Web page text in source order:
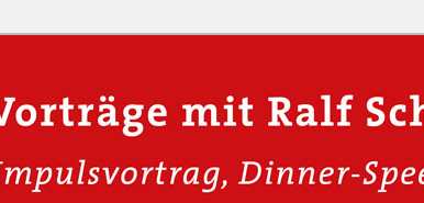
für
🛡️
in die Welt der Cybersicherheit mit Ralf Schmitz. Erleben
& schützen Sie sich effektiv.